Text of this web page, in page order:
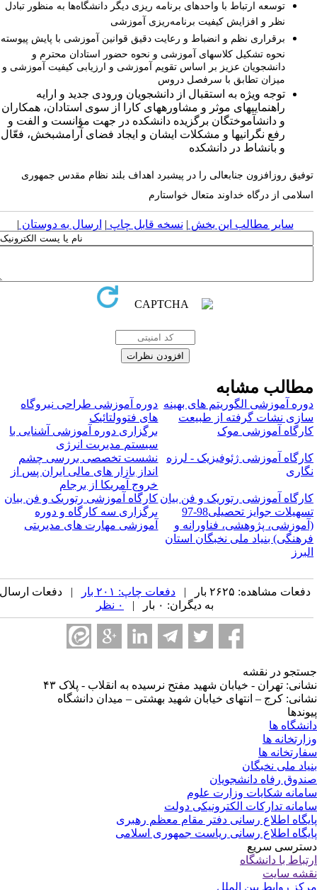
توسعه ارتباط با واحدهای برنامه­ ریزی دیگر دانشگاه‌ها به منظور تبادل
نظر و افزایش کیفیت برنامه‌ریزی آموزشی
برقراری نظم و انضباط و رعایت دقیق قوانین آموزشی با پایش پیوسته
نحوه تشکیل کلاس­های آموزشی و نحوه حضور استادان محترم و
دانشجویان عزیز بر اساس تقویم آموزشی و ارزیابی کیفیت آموزشی و
میزان تطابق با سرفصل­ دروس
توجه ویژه به استقبال از دانشجویان ورودی جدید و ارایه
راهنمایی­های موثر و مشاوره­های کارا از سوی استادان، همکاران
و دانش­آموختگان برگزیده دانشکده در جهت مؤانست و الفت و
رفع نگرانی­ها و مشکلات ایشان و ایجاد فضای آرامش­بخش، فعّال
و بانشاط در دانشکده
روزافزون جناب­عالی را در پیش­برد اهداف بلند نظام مقدس جمهوری
از درگاه خداوند متعال خواستارم
سایر مطالب این بخش | نسخه قابل چاپ| ارسال به دوستان|
مشابه
آموزشی الگوریتم های بهینه
نشات گرفته از طبیعت
دوره آموزشی طراحی نیروگاه
های فتوولتائیک
آموزشی موک
برگزاری دوره آموزشی آشنایی با
سیستم مدیریت انرژی
آموزشی ژئوفیزیک - لرزه
نشست تخصصی بررسی چشم
انداز بازار های مالی ایران پس از
خروج آمریکا از برجام
آموزشی رتوریک و فن بیان کارگاه آموزشی رتوریک و فن بیان
تسهیلات جوایز تحصیلی98-97
پژوهشی، فناورانه و
بنیاد ملی نخبگان استان
برگزاری سه کارگاه و دوره
آموزشی مهارت های مدیریتی
دفعات مشاهده: ۲۶۲۵ بار | دفعات چاپ: ۲۰۱ بار
| دفعات ارسال
به دیگران: ۰ بار |
در نقشه
تهران - خیابان شهید مفتح نرسیده به انقلاب - پلاک ۴۳
کرج – انتهای خیابان شهید بهشتی – میدان دانشگاه
ها
ها
ها
ملی نخبگان
رفاه دانشجویان
شکایات وزارت علوم
تدارکات الکترونیکی دولت
اطلاع رسانی دفتر مقام معظم رهبری
اطلاع رسانی ریاست جمهوری اسلامی
سریع
با دانشگاه
سایت
روابط بین الملل